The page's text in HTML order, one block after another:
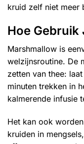
kruid zelf niet meer
Hoe Gebruik
Marshmallow is
welzijnsroutine. De
zetten van thee:
minuten trekken in
kalmerende infusie
Het kan ook
kruiden in